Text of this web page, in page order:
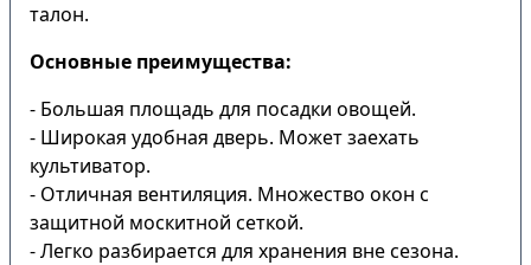
талон.
Основные преимущества:
- Большая площадь для посадки овощей.
- Широкая удобная дверь. Может заехать
культиватор.
- Отличная вентиляция. Множество окон с
защитной москитной сеткой.
- Легко разбирается для хранения вне сезона.